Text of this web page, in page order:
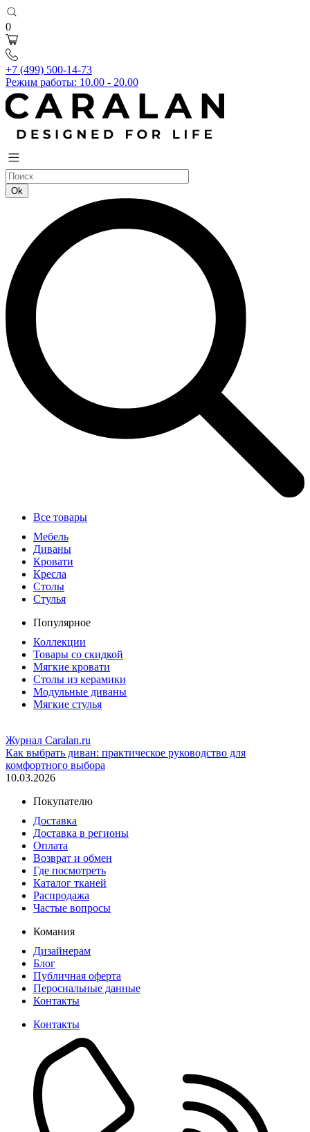
0
+7 (499) 500-14-73
Режим работы: 10.00 - 20.00
Все товары
Мебель
Диваны
Кровати
Кресла
Столы
Стулья
Популярное
Коллекции
Товары со скидкой
Мягкие кровати
Столы из керамики
Модульные диваны
Мягкие стулья
Журнал Caralan.ru
Как выбрать диван: практическое руководство для
комфортного выбора
10.03.2026
Покупателю
Доставка
Доставка в регионы
Оплата
Возврат и обмен
Где посмотреть
Каталог тканей
Распродажа
Частые вопросы
Комания
Дизайнерам
Блог
Публичная оферта
Пероснальные данные
Контакты
Контакты